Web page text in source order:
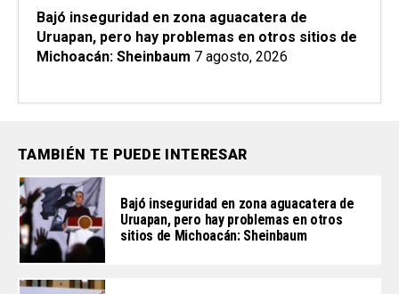
Bajó inseguridad en zona aguacatera de
Uruapan, pero hay problemas en otros sitios de
Michoacán: Sheinbaum 7 agosto, 2026
TAMBIÉN TE PUEDE INTERESAR
Bajó inseguridad en zona aguacatera de
Uruapan, pero hay problemas en otros
sitios de Michoacán: Sheinbaum